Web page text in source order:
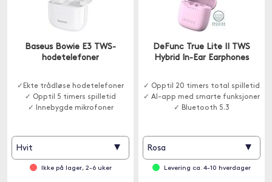
Baseus Bowie E3 TWS-
hodetelefoner
✓Ekte trådløse hodetelefoner
✓ Opptil 5 timers spilletid
✓ Innebygde mikrofoner
Hvit ▾
Ikke på lager, 2-6 uker
DeFunc True Lite II TWS
Hybrid In-Ear Earphones
✓ Opptil 20 timers total spilletid
✓ AI-app med smarte funksjoner
✓ Bluetooth 5.3
Rosa ▾
Levering ca. 4-10 hverdager